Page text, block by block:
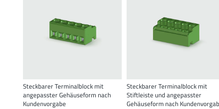
Steckbarer Terminalblock mit
angepasster Gehäuseform nach
Kundenvorgabe
Steckbarer Terminalblock mit
Stiftleiste und angepasster
Gehäuseform nach